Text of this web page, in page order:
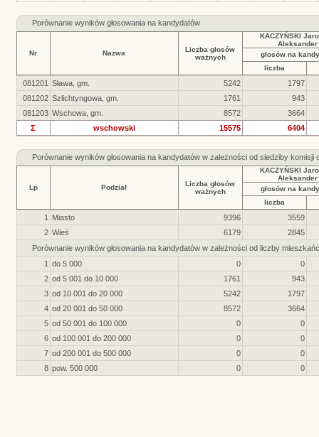
Porównanie wyników głosowania na kandydatów
Nr Nazwa
Liczba głosów
ważnych
KACZYŃSKI
Aleksander
głosów na
liczba
081201 Sława, gm. 5242
1797
081202 Szlichtyngowa, gm. 1761
943
081203 Wschowa, gm. 8572
3664
Σ
wschowski 15575 6404
Porównanie wyników głosowania na kandydatów w zależności od siedziby komisji
Lp Podział
Liczba głosów
ważnych
KACZYŃSKI
Aleksander
głosów na
liczba
1 Miasto 9396
3559
2 Wieś 6179
2845
Porównanie wyników głosowania na kandydatów w zależności od liczby
1 do 5 000 0
0
2 od 5 001 do 10 000 1761
943
3 od 10 001 do 20 000 5242
1797
4 od 20 001 do 50 000 8572
3664
5 od 50 001 do 100 000 0
0
6 od 100 001 do 200 000 0
0
7 od 200 001 do 500 000 0
0
8 pow. 500 000 0 0